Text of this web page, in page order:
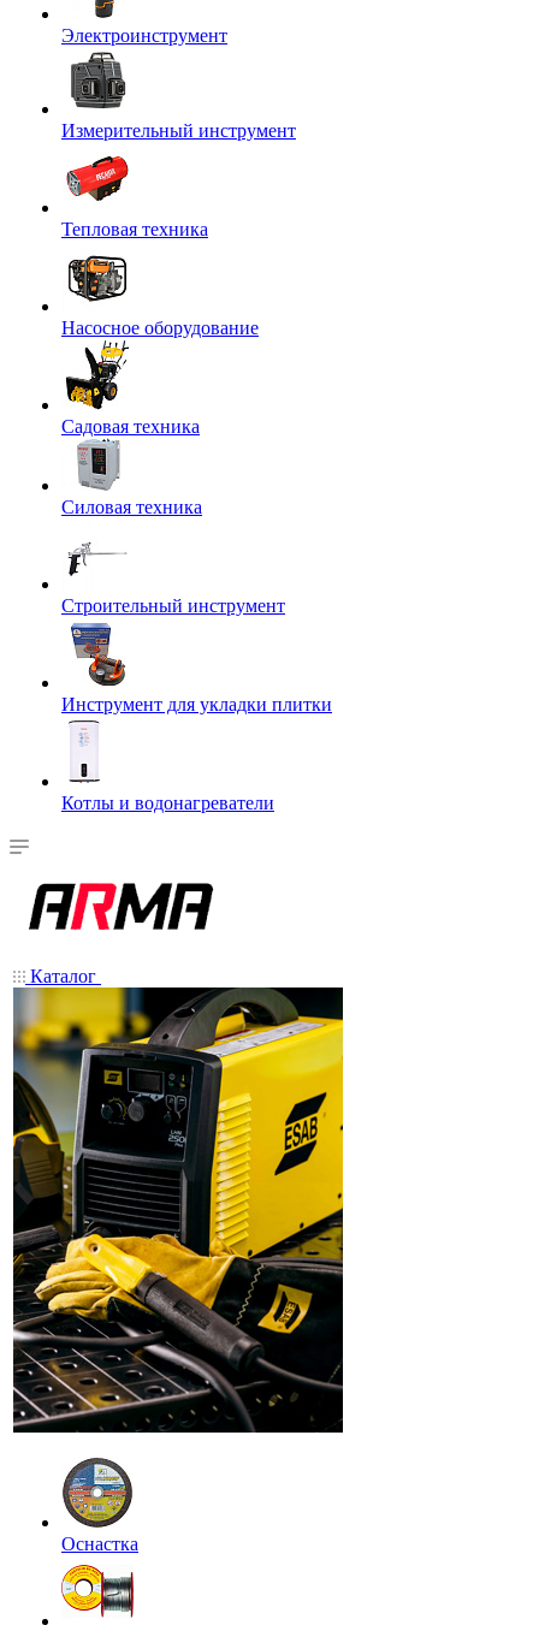
Электроинструмент
Измерительный инструмент
Тепловая техника
Насосное оборудование
Садовая техника
Силовая техника
Строительный инструмент
Инструмент для укладки плитки
Котлы и водонагреватели
Каталог
Оснастка